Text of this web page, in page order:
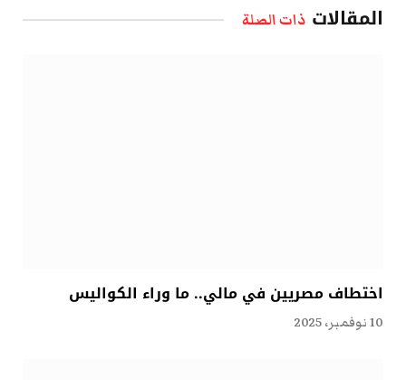
المقالات ذات الصلة
اختطاف مصريين في مالي.. ما وراء الكواليس
10 نوفمبر، 2025